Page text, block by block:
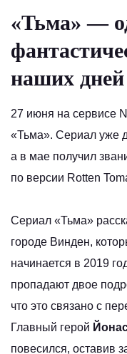
«Тьма» —
наших дней
27 июня на сервисе
«Тьма». Сериал уже
а в мае получил
по версии Rotten
Сериал «Тьма»
городе Винден,
начинается в 2019
пропадают двое
что это связано с
Главный герой
повесился, оставив